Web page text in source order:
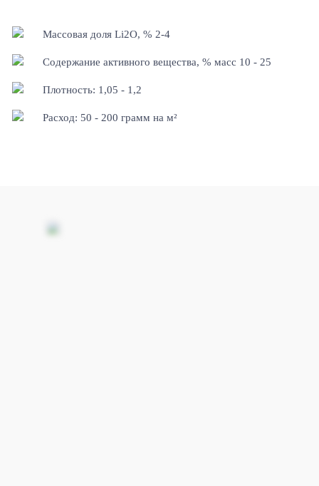
Массовая доля Li2O, % 2-4
Содержание активного вещества, % масс 10 - 25
Плотность: 1,05 - 1,2
Расход: 50 - 200 грамм на м²